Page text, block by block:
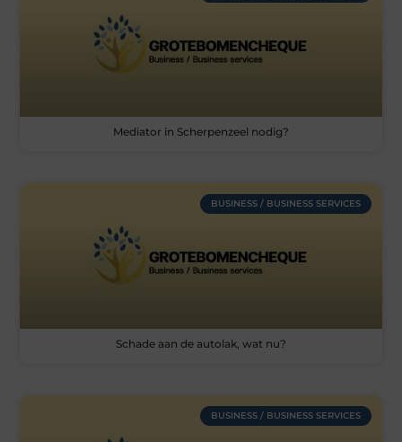
Mediator in Scherpenzeel nodig?
BUSINESS / BUSINESS SERVICES
Schade aan de autolak, wat nu?
BUSINESS / BUSINESS SERVICES